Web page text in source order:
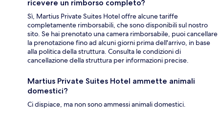
ricevere un rimborso completo?
Sì, Martius Private Suites Hotel offre alcune tariffe
completamente rimborsabili, che sono disponibili sul nostro
sito. Se hai prenotato una camera rimborsabile, puoi cancellare
la prenotazione fino ad alcuni giorni prima dell'arrivo, in base
alla politica della struttura. Consulta le condizioni di
cancellazione della struttura per informazioni precise.
Martius Private Suites Hotel ammette animali
domestici?
Ci dispiace, ma non sono ammessi animali domestici.